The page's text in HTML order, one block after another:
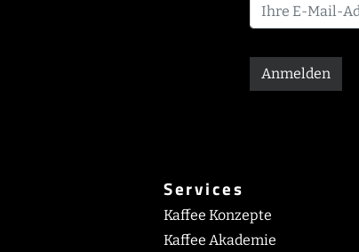
Anmelden
Services
Kaffee Konzepte
Kaffee Akademie